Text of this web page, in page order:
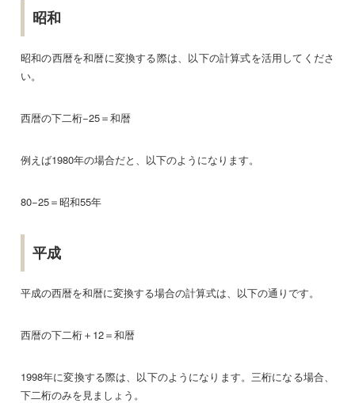
昭和
昭和の西暦を和暦に変換する際は、以下の計算式を活用してくださ
い。
西暦の下二桁−25＝和暦
例えば1980年の場合だと、以下のようになります。
80−25＝昭和55年
平成
平成の西暦を和暦に変換する場合の計算式は、以下の通りです。
西暦の下二桁＋12＝和暦
1998年に変換する際は、以下のようになります。三桁になる場合、
下二桁のみを見ましょう。